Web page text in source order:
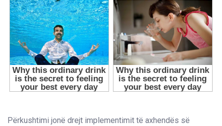
Përkushtimi jonë drejt implementimit të axhendës së